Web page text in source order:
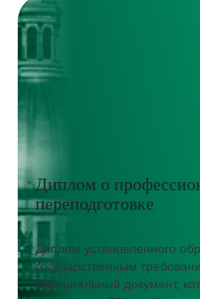
Диплом о
переподготовке
Диплом установленного
государственным
Официальный документ,